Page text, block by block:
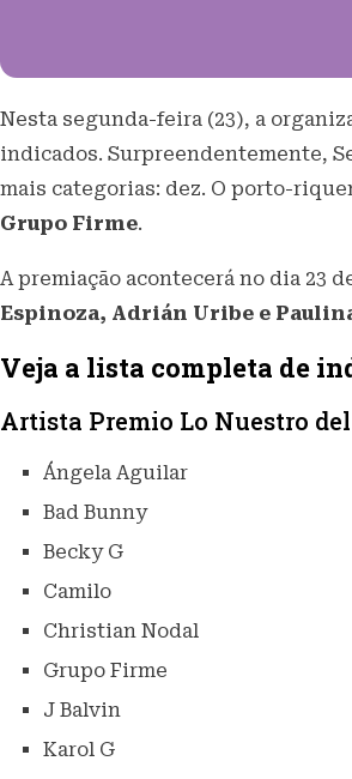
Nesta segunda-feira (23), a
indicados. Surpreendentemente,
mais categorias: dez. O porto-
Grupo Firme.
A premiação acontecerá no dia 23
Espinoza, Adrián Uribe e
Veja a lista completa de
Artista Premio Lo Nuestro
Ángela Aguilar
Bad Bunny
Becky G
Camilo
Christian Nodal
Grupo Firme
J Balvin
Karol G